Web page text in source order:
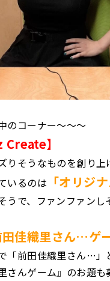
のコーナー〜〜〜
】
りそうなものを創り上
いるのは 「オリジ
うで、ファンファンし
田佳織里さん…ゲ
「前田佳織里さん…」
さんゲーム』のお題も